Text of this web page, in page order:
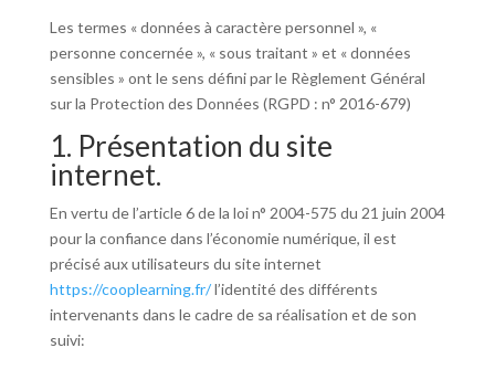
Les termes « données à caractère personnel », «
personne concernée », « sous traitant » et « données
sensibles » ont le sens défini par le Règlement Général
sur la Protection des Données (RGPD : n° 2016-679)
1. Présentation du site
internet.
En vertu de l’article 6 de la loi n° 2004-575 du 21 juin 2004
pour la confiance dans l’économie numérique, il est
précisé aux utilisateurs du site internet
https://cooplearning.fr/l’identité des différents
intervenants dans le cadre de sa réalisation et de son
suivi: